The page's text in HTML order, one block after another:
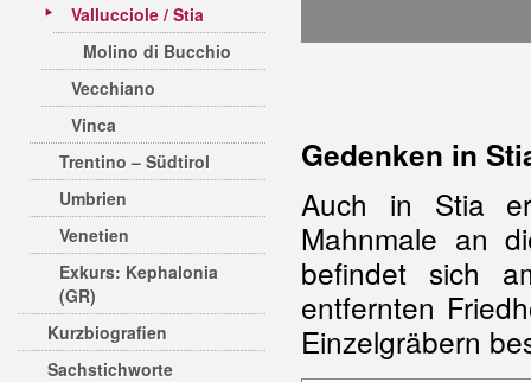
Vallucciole / Stia
Molino di Bucchio
Vecchiano
Vinca
Trentino – Südtirol
Umbrien
Venetien
Exkurs: Kephalonia
(GR)
Kurzbiografien
Sachstichworte
Gedenken in
Auch in Stia
Mahnmale an
befindet sich
entfernten
Einzelgräbern